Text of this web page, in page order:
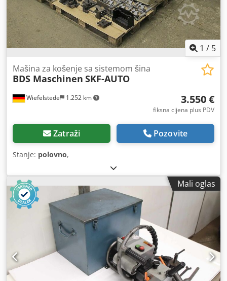
1 / 5
Wiefelstede 1.252 km
Mašina za košenje sa sistemom šina
BDS Maschinen SKF-AUTO
3.550 €
fiksna cijena plus PDV
Zatraži Pozovite
Stanje: polovno,
Mali oglas